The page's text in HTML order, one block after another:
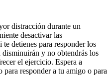
distracción durante un
desactivar las
detienes para responder los
disminuirán y no obtendrás los
el ejercicio. Espera a
para responder a tu amigo o para